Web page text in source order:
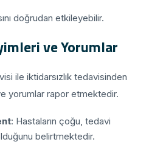
doğrudan etkileyebilir.
ve Yorumlar
ile iktidarsızlık tedavisinden
yorumlar rapor etmektedir.
: Hastaların çoğu, tedavi
belirtmektedir.